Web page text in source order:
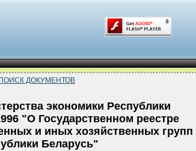
ПОИСК ДОКУМЕНТОВ
экономики Республики
"О Государственном реестре
и иных хозяйственных групп
Беларусь"